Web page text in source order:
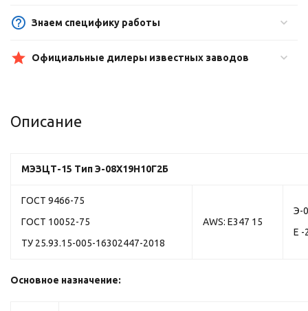
Знаем специфику работы
Официальные дилеры известных заводов
Описание
МЭЗЦТ-15 Тип Э-08Х19Н10Г2Б
ГОСТ 9466-75
ГОСТ 10052-75
ТУ 25.93.15-005-16302447-2018
AWS: E347 15
Э-
Е -
Основное назначение: